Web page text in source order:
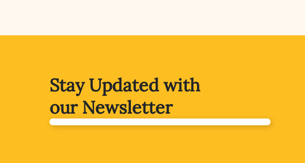
Stay Updated with
our Newsletter